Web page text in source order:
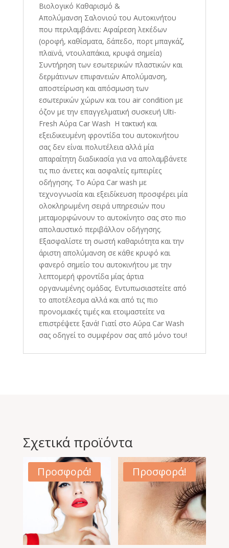
Βιολογικό Καθαρισμό &
Απολύμανση Σαλονιού του Αυτοκινήτου
που περιλαμβάνει: Αφαίρεση λεκέδων
(οροφή, καθίσματα, δάπεδο, πορτ μπαγκάζ,
πλαϊνά, ντουλαπάκια, κρυφά σημεία)
Συντήρηση των εσωτερικών πλαστικών και
δερμάτινων επιφανειών Απολύμανση,
αποστείρωση και απόσμωση των
εσωτερικών χώρων και του air condition με
όζον με την επαγγελματική συσκευή Ulti-
Fresh Αύρα Car Wash Η τακτική και
εξειδικευμένη φροντίδα του αυτοκινήτου
σας δεν είναι πολυτέλεια αλλά μία
απαραίτητη διαδικασία για να απολαμβάνετε
τις πιο άνετες και ασφαλείς εμπειρίες
οδήγησης. Το Αύρα Car wash με
τεχνογνωσία και εξειδίκευση προσφέρει μία
ολοκληρωμένη σειρά υπηρεσιών που
μεταμορφώνουν το αυτοκίνητο σας στο πιο
απολαυστικό περιβάλλον οδήγησης.
Εξασφαλίστε τη σωστή καθαριότητα και την
άριστη απολύμανση σε κάθε κρυφό και
φανερό σημείο του αυτοκινήτου με την
λεπτομερή φροντίδα μίας άρτια
οργανωμένης ομάδας. Εντυπωσιαστείτε από
το αποτέλεσμα αλλά και από τις πιο
προνομιακές τιμές και ετοιμαστείτε να
επιστρέψετε ξανά! Γιατί στο Αύρα Car Wash
σας οδηγεί το συμφέρον σας από μόνο του!
Σχετικά προϊόντα
Προσφορά! Προσφορά!